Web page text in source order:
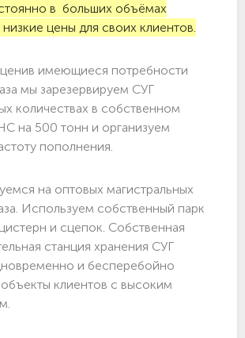
в больших объёмах
цены для своих клиентов.
имеющиеся потребности
мы зарезервируем СУГ
количествах в собственном
на 500 тонн и организуем
пополнения.
на оптовых магистральных
Используем собственный парк
и сцепок. Собственная
станция хранения СУГ
и бесперебойно
клиентов с высоким